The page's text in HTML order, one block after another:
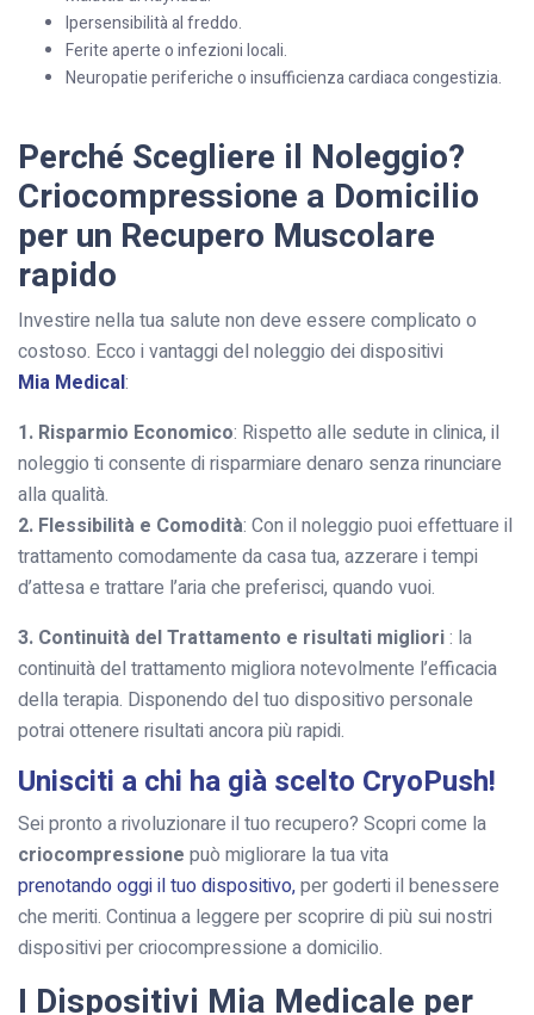
Ipersensibilità al freddo.
Ferite aperte o infezioni locali.
Neuropatie periferiche o insufficienza cardiaca congestizia.
Perché Scegliere il Noleggio?
Criocompressione a Domicilio
per un Recupero Muscolare
rapido
Investire nella tua salute non deve essere complicato o
costoso. Ecco i vantaggi del noleggio dei dispositivi
Mia Medical:
1. Risparmio Economico: Rispetto alle sedute in clinica, il
noleggio ti consente di risparmiare denaro senza rinunciare
alla qualità.
2. Flessibilità e Comodità: Con il noleggio puoi effettuare il
trattamento comodamente da casa tua, azzerare i tempi
d’attesa e trattare l’aria che preferisci, quando vuoi.
3. Continuità del Trattamento e risultati migliori: la
continuità del trattamento migliora notevolmente l’efficacia
della terapia. Disponendo del tuo dispositivo personale
potrai ottenere risultati ancora più rapidi.
Unisciti a chi ha già scelto CryoPush!
Sei pronto a rivoluzionare il tuo recupero? Scopri come la
criocompressione può migliorare la tua vita
prenotando oggi il tuo dispositivo,per goderti il benessere
che meriti. Continua a leggere per scoprire di più sui nostri
dispositivi per criocompressione a domicilio.
I Dispositivi Mia Medicale per